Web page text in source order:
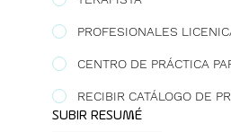
PROFESIONALES
CENTRO DE PRÁCTICA
RECIBIR CATÁLOGO DE
SUBIR RESUMÉ